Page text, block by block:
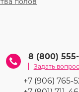
8 (800)
Задать вопрос
+7 (906) 765-